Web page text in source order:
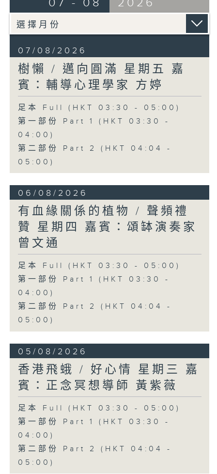
07 - 08 2026
07/08/2026
樹懶 / 邁向圓滿 星期五 嘉
賓：輔導心理學家 方婷
足本 Full (HKT 03:30 - 05:00)
第一部份 Part 1 (HKT 03:30 -
04:00)
第二部份 Part 2 (HKT 04:04 -
05:00)
06/08/2026
有血緣關係的植物 / 聲頻禮
贊 星期四 嘉賓：頌缽演奏家
曾文通
足本 Full (HKT 03:30 - 05:00)
第一部份 Part 1 (HKT 03:30 -
04:00)
第二部份 Part 2 (HKT 04:04 -
05:00)
05/08/2026
香港飛蛾 / 好心情 星期三 嘉
賓：正念冥想導師 黃紫薇
足本 Full (HKT 03:30 - 05:00)
第一部份 Part 1 (HKT 03:30 -
04:00)
第二部份 Part 2 (HKT 04:04 -
05:00)